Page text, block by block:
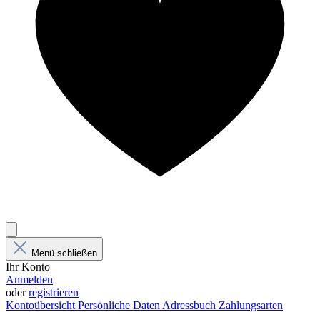
Menü schließen
Ihr Konto
Anmelden
oderregistrieren
Kontoübersicht Persönliche Daten Adressbuch Zahlungsarten